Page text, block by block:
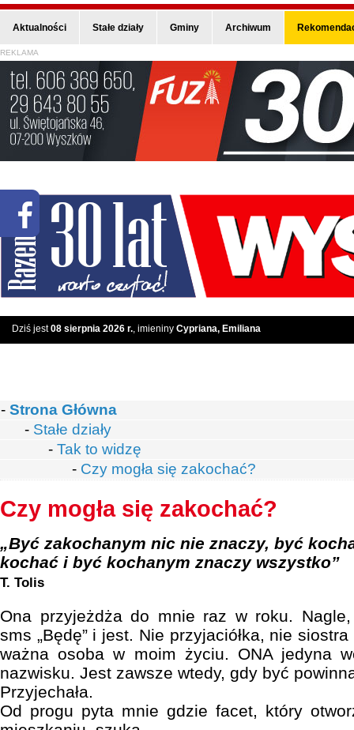
Aktualności Stałe działy Gminy Archiwum
REKLAMA
Dziś jest08 sierpnia 2026 r., imieniny Cypriana, Emiliana
- Strona Główna
- Stałe działy
- Tak to widzę
- Czy mogła się zakochać?
Czy mogła się zakochać?
„Być zakochanym nic nie znaczy, być
kochać i być kochanym znaczy wszystko”
T. Tolis
Ona przyjeżdża do mnie raz w roku. Nagle,
sms „Będę” i jest. Nie przyjaciółka, nie
ważna osoba w moim życiu. ONA jedyna
nazwisku. Jest zawsze wtedy, gdy być
Przyjechała.
Od progu pyta mnie gdzie facet, który